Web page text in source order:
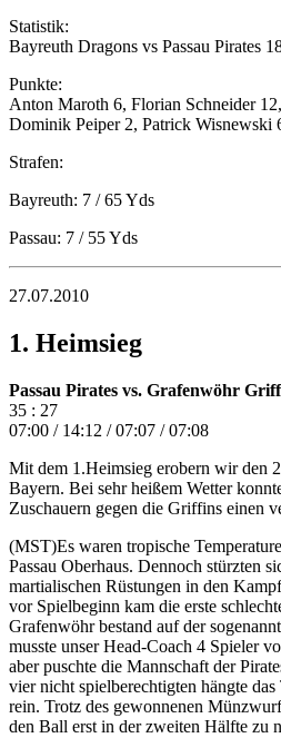
Statistik:
Bayreuth Dragons vs Passau Pirates
Punkte:
Anton Maroth 6, Florian Schneider
Dominik Peiper 2, Patrick Wisnewski
Strafen:
Bayreuth: 7 / 65 Yds
Passau: 7 / 55 Yds
27.07.2010
1. Heimsieg
Passau Pirates vs. Grafenwöhr
35 : 27
07:00 / 14:12 / 07:07 / 07:08
Mit dem 1.Heimsieg erobern wir den
Bayern. Bei sehr heißem Wetter
Zuschauern gegen die Griffins einen
(MST)Es waren tropische
Passau Oberhaus. Dennoch stürzten
martialischen Rüstungen in den
vor Spielbeginn kam die erste
Grafenwöhr bestand auf der
musste unser Head-Coach 4 Spieler
aber puschte die Mannschaft der
vier nicht spielberechtigten hängte
rein. Trotz des gewonnenen
den Ball erst in der zweiten Hälfte zu